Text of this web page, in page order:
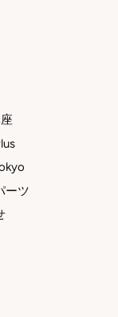
ーツ